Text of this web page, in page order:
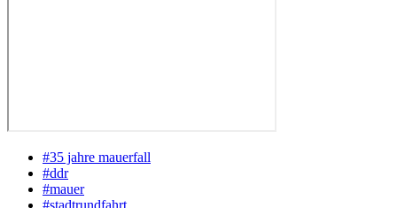
#35 jahre mauerfall
#ddr
#mauer
#stadtrundfahrt